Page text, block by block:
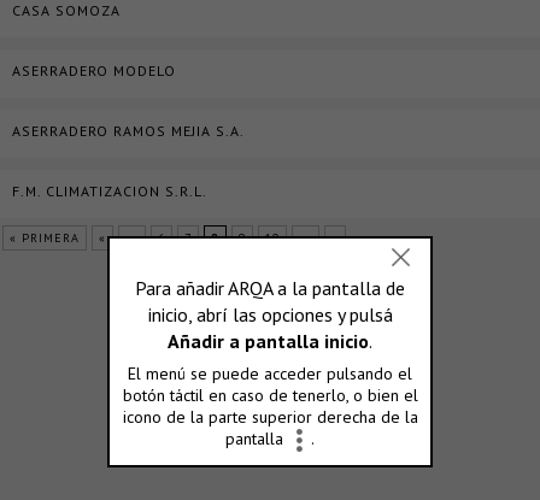
CASA SOMOZA
ASERRADERO MODELO
ASERRADERO RAMOS MEJIA S.A.
F.M. CLIMATIZACION S.R.L.
« PRIMERA « ... 6 7 8 9 10 ... »